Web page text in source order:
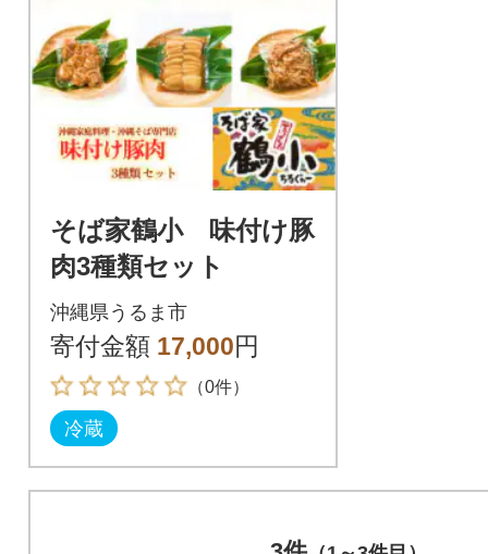
そば家鶴小 味付け豚
肉3種類セット
沖縄県うるま市
寄付金額 17,000円
（0件）
冷蔵